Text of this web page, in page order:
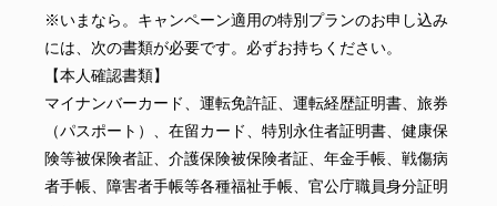
※いまなら。キャンペーン適用の特別プランのお申し込み
には、次の書類が必要です。必ずお持ちください。
【本人確認書類】
マイナンバーカード、運転免許証、運転経歴証明書、旅券
（パスポート）、在留カード、特別永住者証明書、健康保
険等被保険者証、介護保険被保険者証、年金手帳、戦傷病
者手帳、障害者手帳等各種福祉手帳、官公庁職員身分証明